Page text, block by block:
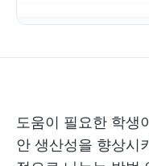
도움이 필요한 학생
안 생산성을 향상시